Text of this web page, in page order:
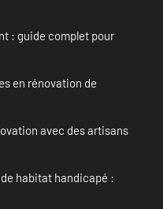
: guide complet pour
en rénovation de
avec des artisans
habitat handicapé :